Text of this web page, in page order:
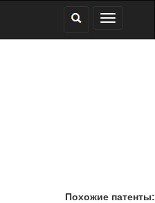
Похожие патенты: